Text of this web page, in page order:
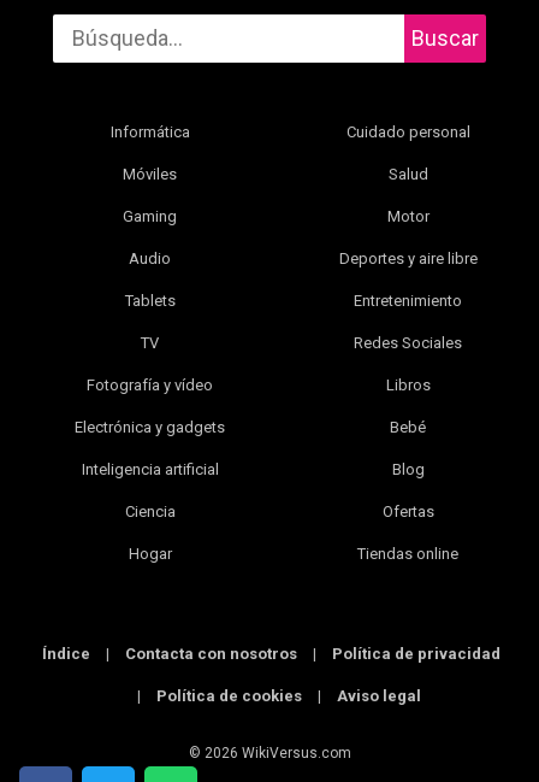
Buscar
Informática
Móviles
Gaming
Audio
Tablets
TV
Fotografía y vídeo
Electrónica y gadgets
Inteligencia artificial
Ciencia
Hogar
Cuidado personal
Salud
Motor
Deportes y aire libre
Entretenimiento
Redes Sociales
Libros
Bebé
Blog
Ofertas
Tiendas online
Índice | Contacta con nosotros | Política de privacidad
| Política de cookies | Aviso legal
© 2026 WikiVersus.com